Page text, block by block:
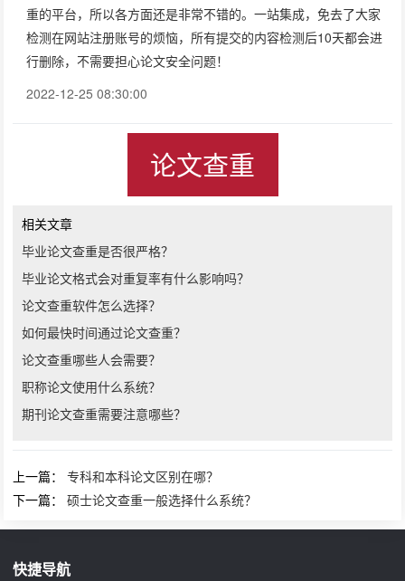
重的平台，所以各方面还是非常不错的。一站集成，免去了大家
检测在网站注册账号的烦恼，所有提交的内容检测后10天都会进
行删除，不需要担心论文安全问题！
2022-12-25 08:30:00
论文查重
相关文章
毕业论文查重是否很严格？
毕业论文格式会对重复率有什么影响吗？
论文查重软件怎么选择？
如何最快时间通过论文查重？
论文查重哪些人会需要？
职称论文使用什么系统？
期刊论文查重需要注意哪些？
上一篇：专科和本科论文区别在哪？
下一篇：硕士论文查重一般选择什么系统？
快捷导航